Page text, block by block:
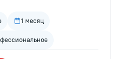
1 месяц